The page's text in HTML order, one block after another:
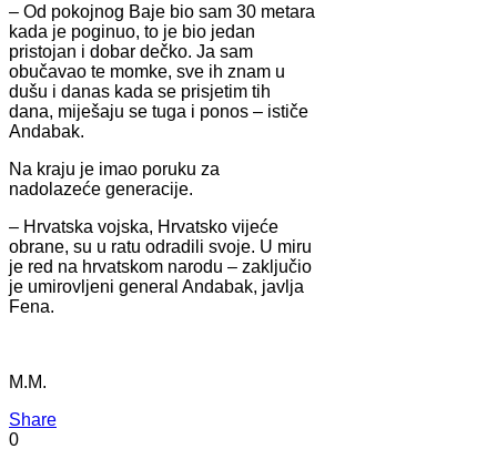
– Od pokojnog Baje bio sam 30 metara
kada je poginuo, to je bio jedan
pristojan i dobar dečko. Ja sam
obučavao te momke, sve ih znam u
dušu i danas kada se prisjetim tih
dana, miješaju se tuga i ponos – ističe
Andabak.
Na kraju je imao poruku za
nadolazeće generacije.
– Hrvatska vojska, Hrvatsko vijeće
obrane, su u ratu odradili svoje. U miru
je red na hrvatskom narodu – zaključio
je umirovljeni general Andabak, javlja
Fena.
M.M.
Share
0